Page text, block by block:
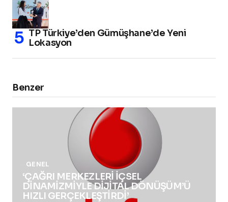
TP Türkiye’den Gümüşhane’de Yeni
Lokasyon
Benzer
GENEL
‘ÇAĞRI MERKEZLERİ İÇSEL
DİNAMİZMİYLE DİJİTAL DÖNÜŞÜM’Ü
HIZLI GERÇEKLEŞTİRDİ’